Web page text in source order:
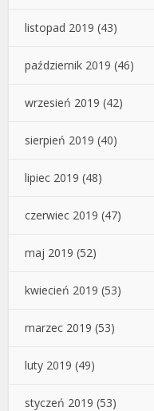
listopad 2019 (43)
październik 2019 (46)
wrzesień 2019 (42)
sierpień 2019 (40)
lipiec 2019 (48)
czerwiec 2019 (47)
maj 2019 (52)
kwiecień 2019 (53)
marzec 2019 (53)
luty 2019 (49)
styczeń 2019 (53)